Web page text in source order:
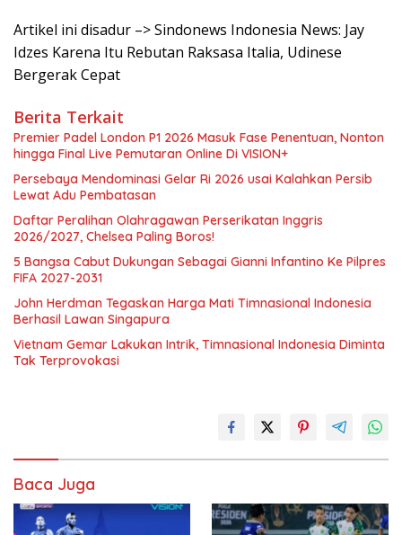
Artikel ini disadur –> Sindonews Indonesia News: Jay
Idzes Karena Itu Rebutan Raksasa Italia, Udinese
Bergerak Cepat
Berita Terkait
Premier Padel London P1 2026 Masuk Fase Penentuan, Nonton
hingga Final Live Pemutaran Online Di VISION+
Persebaya Mendominasi Gelar Ri 2026 usai Kalahkan Persib
Lewat Adu Pembatasan
Daftar Peralihan Olahragawan Perserikatan Inggris
2026/2027, Chelsea Paling Boros!
5 Bangsa Cabut Dukungan Sebagai Gianni Infantino Ke Pilpres
FIFA 2027-2031
John Herdman Tegaskan Harga Mati Timnasional Indonesia
Berhasil Lawan Singapura
Vietnam Gemar Lakukan Intrik, Timnasional Indonesia Diminta
Tak Terprovokasi
Baca Juga